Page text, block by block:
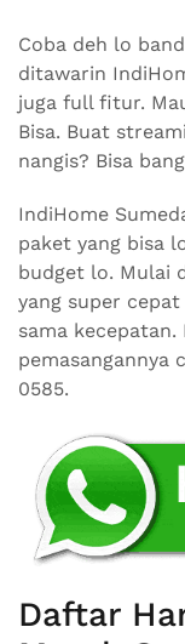
Coba deh lo
ditawarin
juga full fitur.
Bisa. Buat
nangis? Bisa
IndiHome
paket yang bisa
budget lo. Mulai
yang super
sama kecepatan.
pemasangannya
0585.
Daftar